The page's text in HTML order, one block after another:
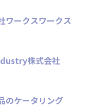
ワークスワークス
株式会社
のケータリング